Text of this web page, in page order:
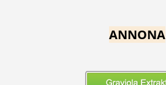
ANNONA